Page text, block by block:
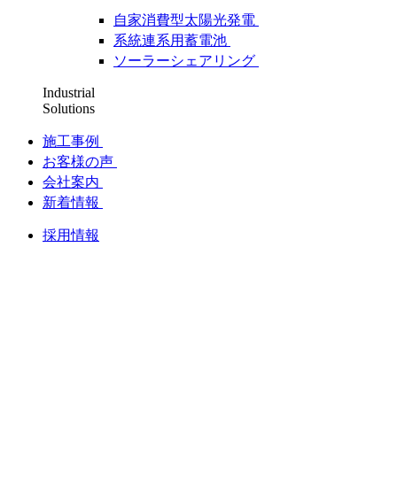
自家消費型太陽光発電
系統連系用蓄電池
ソーラーシェアリング
Industrial
Solutions
施工事例
お客様の声
会社案内
新着情報
採用情報